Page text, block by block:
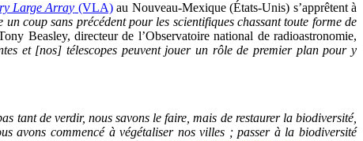
Large Array (VLA)au Nouveau-Mexique (États-Unis) s’apprêtent à
un coup sans précédent pour les scientifiques chassant toute forme de
Beasley, directeur de l’Observatoire national de radioastronomie,
et [nos] télescopes peuvent jouer un rôle de premier plan pour y
tant de verdir, nous savons le faire, mais de restaurer la biodiversité,
avons commencé à végétaliser nos villes ; passer à la biodiversité